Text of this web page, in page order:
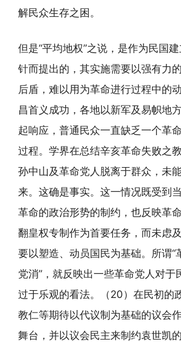
解民众生存之困。
但是“平均地权”之说，是作为民国
针而提出的，其实施需要以强有力
后盾，难以用为革命进行过程中的
昌首义成功，各地以新军及易帜地
起响应，普通民众一直缺乏一个革
过程。学界在总结辛亥革命失败之
孙中山及革命党人脱离于群众，未
来。这确是事实。这一情况既受到
革命的政治形势的制约，也反映革
翻皇权专制作为首要任务，而未虑
要以塑造、动员国民为基础。所谓“
党消”，就反映出一些革命党人对于
过于乐观的看法。（20）在民初的
教仁等期待以代议制为基础的议会
舞台，并以议会民主来制约袁世凯